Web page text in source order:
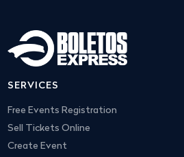
SERVICES
Free Events Registration
Sell Tickets Online
Create Event